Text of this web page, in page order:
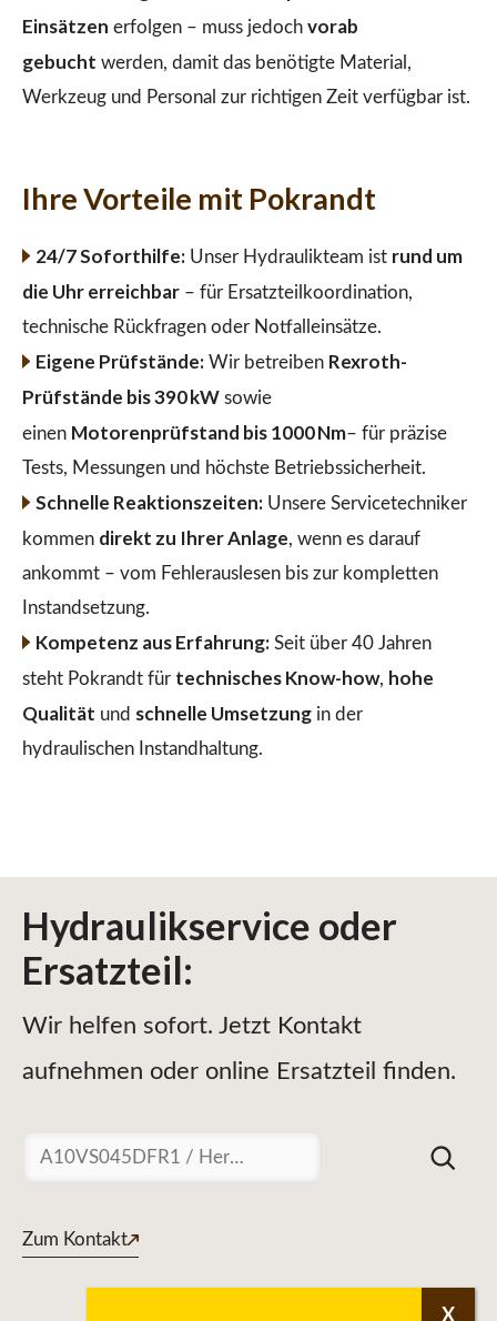
Einsätzen erfolgen – muss jedoch vorab
gebucht werden, damit das benötigte Material,
Werkzeug und Personal zur richtigen Zeit verfügbar ist.
Ihre Vorteile mit Pokrandt
24/7 Soforthilfe:Unser Hydraulikteam ist rund um
die Uhr erreichbar – für Ersatzteilkoordination,
technische Rückfragen oder Notfalleinsätze.
Eigene Prüfstände:Wir betreiben Rexroth-
Prüfstände bis 390 kW sowie
einen Motorenprüfstand bis 1000 Nm– für präzise
Tests, Messungen und höchste Betriebssicherheit.
Schnelle Reaktionszeiten:Unsere Servicetechniker
kommen direkt zu Ihrer Anlage, wenn es darauf
ankommt – vom Fehlerauslesen bis zur kompletten
Instandsetzung.
Kompetenz aus Erfahrung:Seit über 40 Jahren
steht Pokrandt für technisches Know-how, hohe
Qualität und schnelle Umsetzung in der
hydraulischen Instandhaltung.
Hydraulikservice oder
Ersatzteil:
Wir helfen sofort. Jetzt Kontakt
aufnehmen oder online Ersatzteil finden.
Suchen
Zum Kontakt